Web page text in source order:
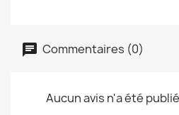
Commentaires (0)
Aucun avis n'a été